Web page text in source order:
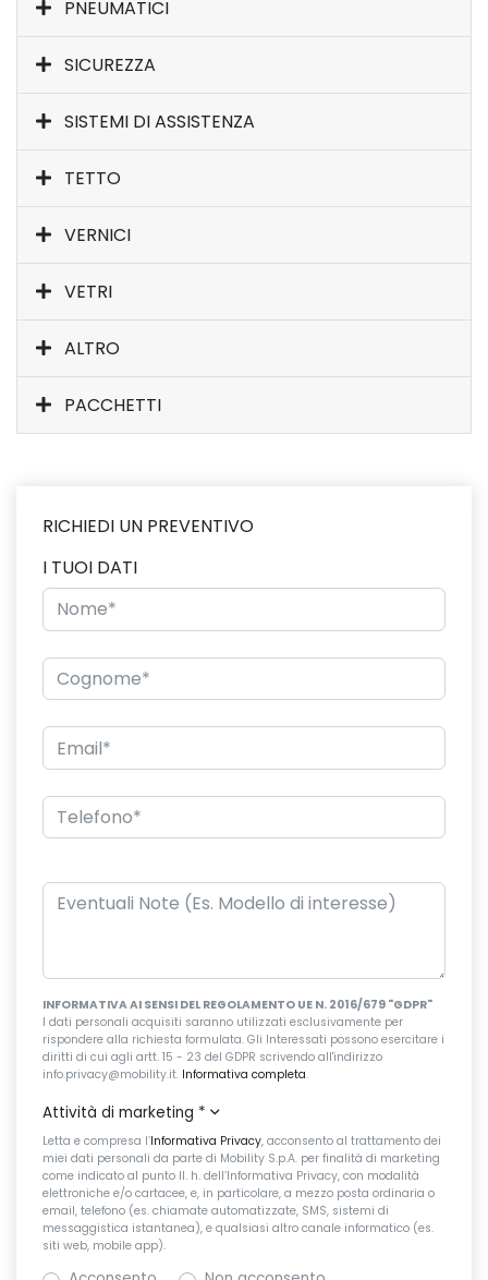
PNEUMATICI
SICUREZZA
SISTEMI DI ASSISTENZA
TETTO
VERNICI
VETRI
ALTRO
PACCHETTI
RICHIEDI UN PREVENTIVO
I TUOI DATI
INFORMATIVA AI SENSI DEL REGOLAMENTO UE N. 2016/679 "GDPR"
I dati personali acquisiti saranno utilizzati esclusivamente per
rispondere alla richiesta formulata. Gli Interessati possono esercitare i
diritti di cui agli artt. 15 - 23 del GDPR scrivendo all'indirizzo
info.privacy@mobility.it. Informativa completa.
Attività di marketing *
Letta e compresa l’Informativa Privacy, acconsento al trattamento dei
miei dati personali da parte di Mobility S.p.A. per finalità di marketing
come indicato al punto II. h. dell’Informativa Privacy, con modalità
elettroniche e/o cartacee, e, in particolare, a mezzo posta ordinaria o
email, telefono (es. chiamate automatizzate, SMS, sistemi di
messaggistica istantanea), e qualsiasi altro canale informatico (es.
siti web, mobile app).